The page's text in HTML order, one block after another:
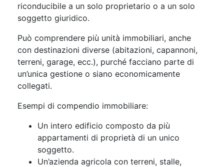
riconducibile a un solo proprietario o a un solo
soggetto giuridico.
Può comprendere più unità immobiliari, anche
con destinazioni diverse (abitazioni, capannoni,
terreni, garage, ecc.), purché facciano parte di
un’unica gestione o siano economicamente
collegati.
Esempi di compendio immobiliare:
Un intero edificio composto da più
appartamenti di proprietà di un unico
soggetto.
Un’azienda agricola con terreni, stalle,